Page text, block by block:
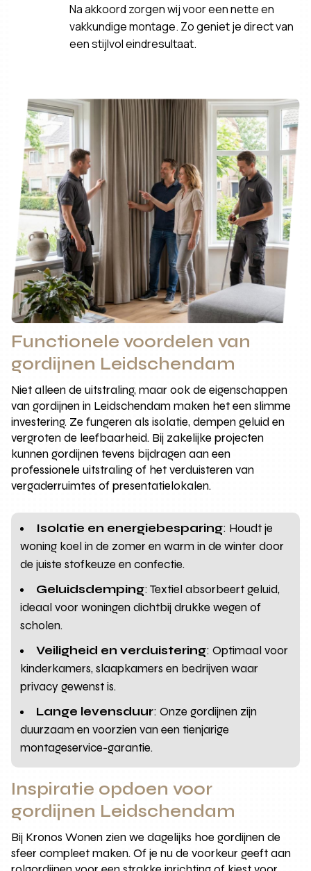
Na akkoord zorgen wij voor een nette en
vakkundige montage. Zo geniet je direct van
een stijlvol eindresultaat.
Functionele voordelen van
gordijnen Leidschendam
Niet alleen de uitstraling, maar ook de eigenschappen
van gordijnen in Leidschendam maken het een slimme
investering. Ze fungeren als isolatie, dempen geluid en
vergroten de leefbaarheid. Bij zakelijke projecten
kunnen gordijnen tevens bijdragen aan een
professionele uitstraling of het verduisteren van
vergaderruimtes of presentatielokalen.
Isolatie en energiebesparing: Houdt je
woning koel in de zomer en warm in de winter door
de juiste stofkeuze en confectie.
Geluidsdemping: Textiel absorbeert geluid,
ideaal voor woningen dichtbij drukke wegen of
scholen.
Veiligheid en verduistering: Optimaal voor
kinderkamers, slaapkamers en bedrijven waar
privacy gewenst is.
Lange levensduur: Onze gordijnen zijn
duurzaam en voorzien van een tienjarige
montageservice-garantie.
Inspiratie opdoen voor
gordijnen Leidschendam
Bij Kronos Wonen zien we dagelijks hoe gordijnen de
sfeer compleet maken. Of je nu de voorkeur geeft aan